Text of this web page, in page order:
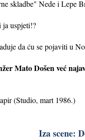
skladbe" Nede i Lepe
ja uspjeti!?
da ću se pojaviti u
Mato Došen već
(Studio, mart 1986.)
Iza scene: